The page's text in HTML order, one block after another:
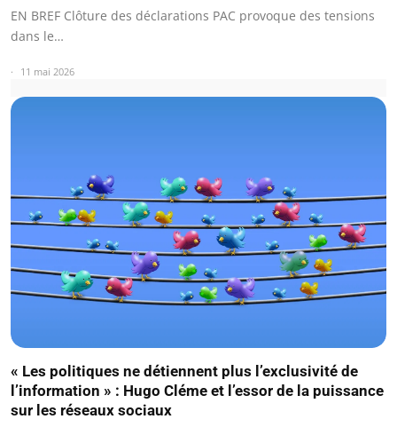
EN BREF Clôture des déclarations PAC provoque des tensions
dans le…
11 mai 2026
« Les politiques ne détiennent plus l’exclusivité de
l’information » : Hugo Cléme et l’essor de la puissance
sur les réseaux sociaux